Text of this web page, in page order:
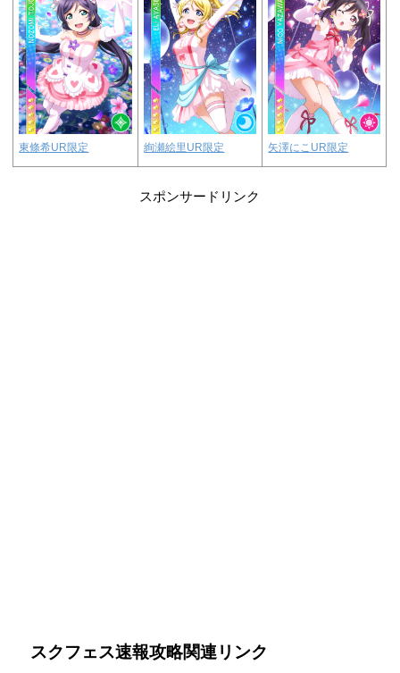
東條希UR限定 絢瀬絵里UR限定 矢澤にこUR限定
スポンサードリンク
スクフェス速報攻略関連リンク